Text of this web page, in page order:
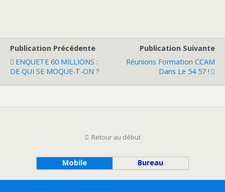
Publication Précédente
ENQUETE 60 MILLIONS :
DE QUI SE MOQUE-T-ON ?
Publication Suivante
Réunions Formation CCAM
Dans Le 54 57 !
Retour au début
Mobile Bureau